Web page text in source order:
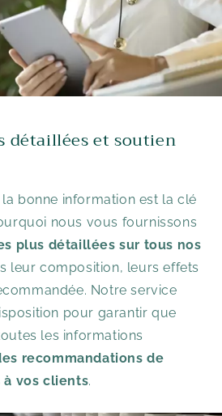
détaillées et soutien
bonne information est la clé
nous vous fournissons
plus détaillées sur tous nos
leur composition, leurs effets
Notre service
pour garantir que
les informations
recommandations de
vos clients.